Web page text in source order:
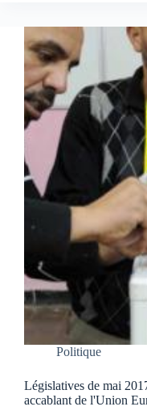
Politique
Législatives de mai
accablant de l'Union